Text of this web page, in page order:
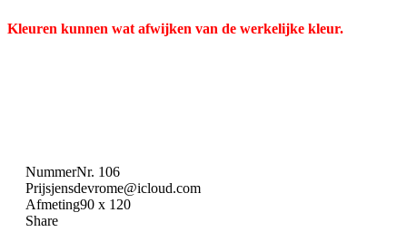
Kleuren kunnen wat afwijken van de werkelijke kleur.
NummerNr. 106
Prijsjensdevrome@icloud.com
Afmeting90 x 120
Share